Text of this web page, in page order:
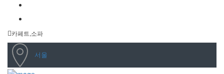
카페트,소파
서울